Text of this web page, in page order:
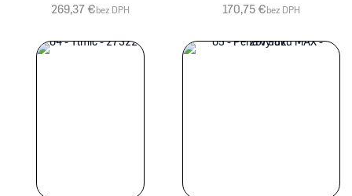
269,37€bez DPH
170,75€bez DPH